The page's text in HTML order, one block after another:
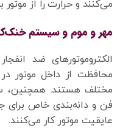
می‌کنند و حرارت را از
مهر و موم و سیستم
الکتروموتورهای ضد
محافظت از داخل موتور
مختلف هستند. همچنین،
فن و دانه‌بندی خاص برای
عایقیت موتور کار می‌کنند.